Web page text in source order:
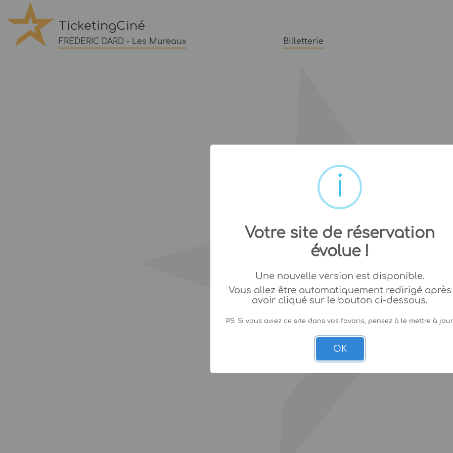
TicketingCiné
FREDERIC DARD - Les Mureaux Billetterie
Votre site de réservation
évolue !
Une nouvelle version est disponible.
Vous allez être automatiquement redirigé après
avoir cliqué sur le bouton ci-dessous.
PS: Si vous aviez ce site dans vos favoris, pensez à le mettre à
OK